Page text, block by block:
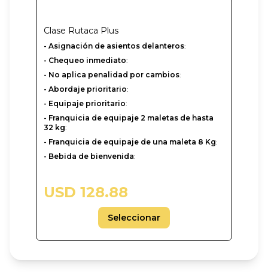
Clase Rutaca Plus
- Asignación de asientos delanteros:
- Chequeo inmediato:
- No aplica penalidad por cambios:
- Abordaje prioritario:
- Equipaje prioritario:
- Franquicia de equipaje 2 maletas de hasta
32 kg:
- Franquicia de equipaje de una maleta 8 Kg:
- Bebida de bienvenida:
USD 128.88
Seleccionar